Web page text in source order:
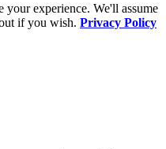
your experience. We'll assume
if you wish. Privacy Policy